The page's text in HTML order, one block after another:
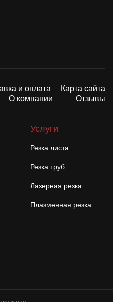
и оплата
Карта сайта
О компании Отзывы
Услуги
Резка листа
Резка труб
Лазерная резка
Плазменная резка